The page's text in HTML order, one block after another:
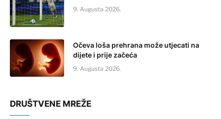
9. Augusta 2026.
Očeva loša prehrana može utjecati na
dijete i prije začeća
9. Augusta 2026.
DRUŠTVENE MREŽE